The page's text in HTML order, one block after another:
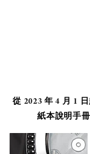
從 2023 年 4 月 1
紙本說明手